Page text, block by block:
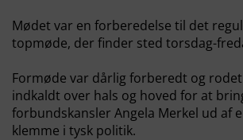
Mødet var en forberedelse til det
topmøde, der finder sted torsdag-
Formøde var dårlig forberedt og
indkaldt over hals og hoved for at
forbundskansler Angela Merkel ud af
klemme i tysk politik.